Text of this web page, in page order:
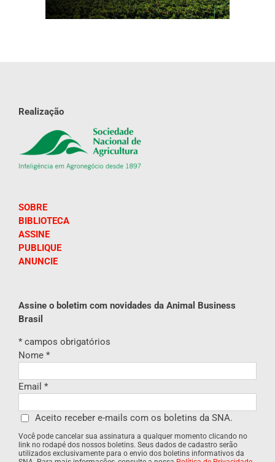
Realização
SOBRE
BIBLIOTECA
ASSINE
PUBLIQUE
ANUNCIE
Assine o boletim com novidades da Animal Business
Brasil
* campos obrigatórios
Nome *
Email *
Aceito receber e-mails com os boletins da SNA.
Você pode cancelar sua assinatura a qualquer momento clicando no
link no rodapé dos nossos boletins. Seus dados de cadastro serão
utilizados exclusivamente para o envio dos boletins informativos da